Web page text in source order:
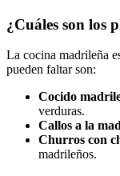
¿Cuáles son los
La cocina madrileña
pueden faltar son:
Cocido
verduras.
Callos a la
Churros con
madrileños.